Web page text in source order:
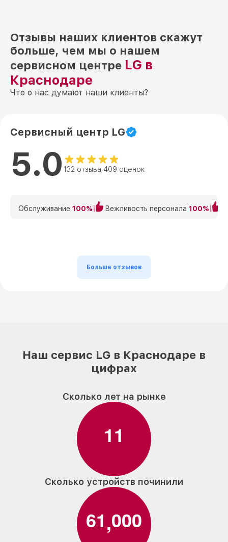
Отзывы наших клиентов скажут
больше, чем мы о нашем
сервисном центре LG в
Краснодаре
Что о нас думают наши клиенты?
Сервисный центр LG
5.0 132 отзыва 409 оценок
Обслуживание 100% Вежливость персонала 100%
Больше отзывов
Наш сервис LG в Краснодаре в
цифрах
Сколько лет на рынке
11
Сколько устройств починили
61,000